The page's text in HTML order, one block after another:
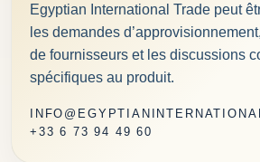
Egyptian International Trade peut
les demandes
de fournisseurs et les discussions
spécifiques au produit.
+33 6 73 94 49 60